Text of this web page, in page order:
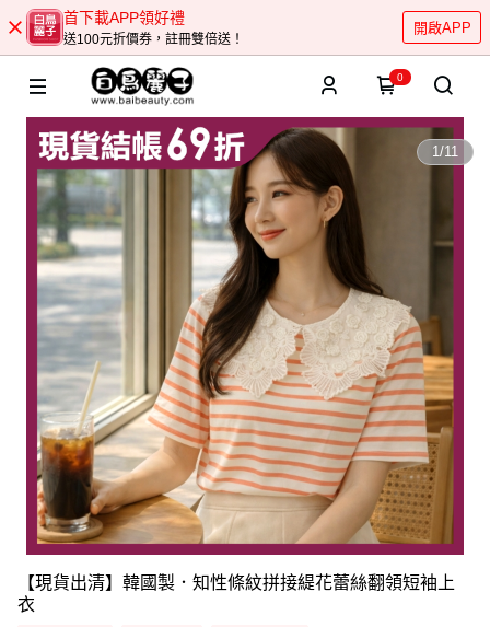
首下載APP領好禮
送100元折價券，註冊雙倍送！
開啟APP
0
1/11
【現貨出清】韓國製．知性條紋拼接緹花蕾絲翻領短袖上
衣